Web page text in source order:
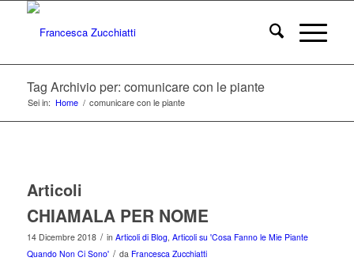
Tag Archivio per: comunicare con le piante
Sei in: Home / comunicare con le piante
Articoli
CHIAMALA PER NOME
14 Dicembre 2018 / in Articoli di Blog, Articoli su 'Cosa Fanno le Mie Piante
Quando Non Ci Sono' / da Francesca Zucchiatti